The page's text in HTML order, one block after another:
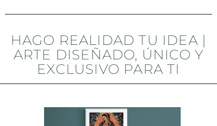
HAGO REALIDAD TU IDEA |
ARTE DISEÑADO, ÚNICO Y
EXCLUSIVO PARA TI